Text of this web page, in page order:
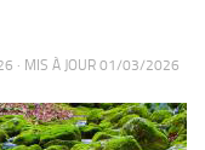
· MIS À JOUR 01/03/2026